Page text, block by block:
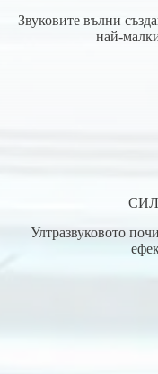
Звуковите вълни
най-
Ултразвуковото